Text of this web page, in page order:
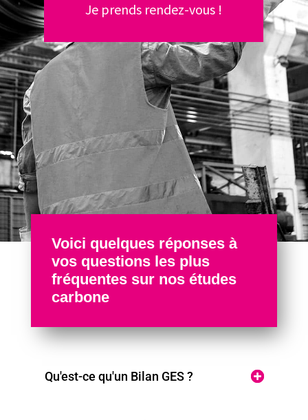
Je prends rendez-vous !
Voici quelques réponses à
vos questions les plus
fréquentes sur nos études
carbone
Qu'est-ce qu'un Bilan GES ?